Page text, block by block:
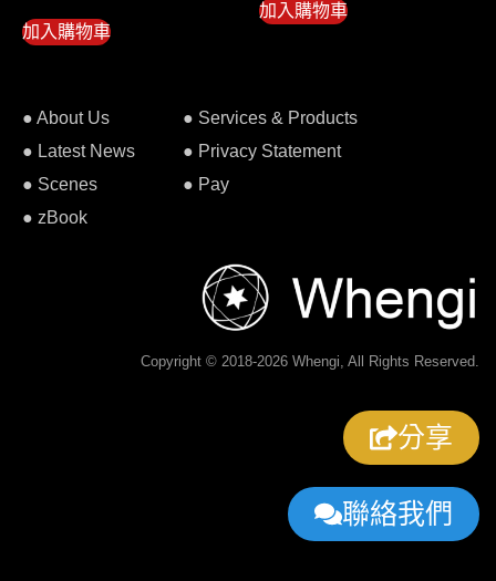
加入購物車
加入購物車
● About Us
● Latest News
● Scenes
● zBook
● Services & Products
● Privacy Statement
● Pay
Copyright © 2018-2026 Whengi, All Rights Reserved.
分享
聯絡我們